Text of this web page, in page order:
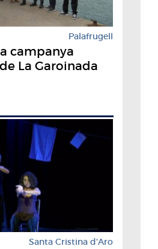
Palafrugell
campanya
La Garoinada
Santa Cristina d'Aro